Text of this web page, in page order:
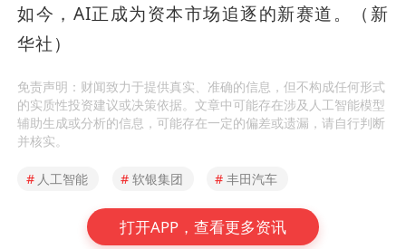
如今，AI正成为资本市场追逐的新赛道。（新
华社）
免责声明：财闻致力于提供真实、准确的信息，但不构成任何形式
的实质性投资建议或决策依据。文章中可能存在涉及人工智能模型
辅助生成或分析的信息，可能存在一定的偏差或遗漏，请自行判断
并核实。
# 人工智能 # 软银集团 # 丰田汽车
打开APP，查看更多资讯